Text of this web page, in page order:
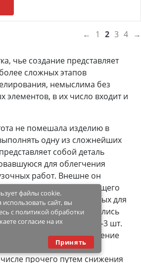
← 1 2 3 4 →
чье создание представляет
сложных этапов
немыслима без
элементов, в их число входит и
не помешала изделию в
одну из сложнейших
собой деталь
для облегчения
работ. Внешне он
изделия, имеющего
канавок, предназначенных для
флоте канавки именовались
их число составляло 1-3 шт.
детали являлось увеличение
механизма.
прочего путем снижения
файлы cookie.
сайт, вы
с политикой обработки
согласие на их
Принять